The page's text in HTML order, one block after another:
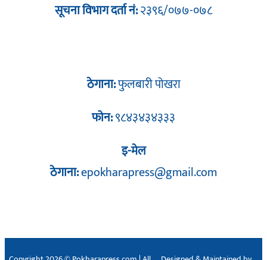
सूचना विभाग दर्ता नं:२३९६/०७७-०७८
ठेगाना:फुलबारी पोखरा
फोन:९८४३४३४३३३
इ-मेल
ठेगाना:epokharapress@gmail.com